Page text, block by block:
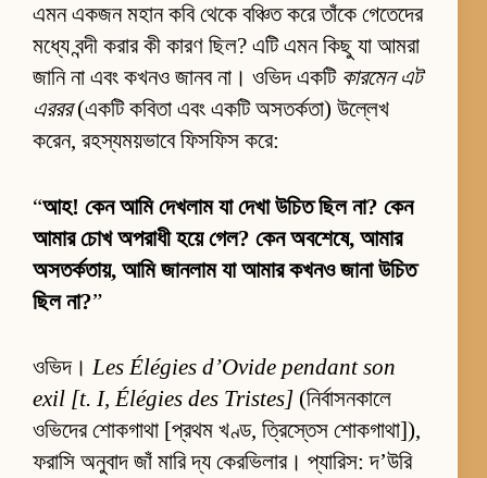
এমন একজন মহান কবি থেকে বঞ্চিত করে তাঁকে গেতেদের
মধ্যে বন্দী করার কী কারণ ছিল? এটি এমন কিছু যা আমরা
জানি না এবং কখনও জানব না। ওভিদ একটি কারমেন এট
এররর(একটি কবিতা এবং একটি অসতর্কতা) উল্লেখ
করেন, রহস্যময়ভাবে ফিসফিস করে:
“আহ! কেন আমি দেখলাম যা দেখা উচিত ছিল না? কেন
আমার চোখ অপরাধী হয়ে গেল? কেন অবশেষে, আমার
অসতর্কতায়, আমি জানলাম যা আমার কখনও জানা উচিত
ছিল না?”
ওভিদ।Les Élégies d’Ovide pendant son
exil [t. I, Élégies des Tristes] (নির্বাসনকালে
ওভিদের শোকগাথা [প্রথম খণ্ড, ত্রিস্তেস শোকগাথা]),
ফরাসি অনুবাদ জাঁ মারি দ্য কেরভিলার। প্যারিস: দ’উরি